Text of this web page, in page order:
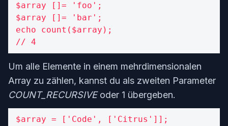
$array []= 'foo';
$array []= 'bar';
echo count($array);
// 4
Um alle Elemente in einem mehrdimensionalen
Array zu zählen, kannst du als zweiten Parameter
COUNT_RECURSIVEoder 1 übergeben.
$array = ['Code', ['Citrus']];